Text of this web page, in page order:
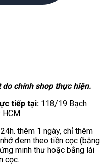
chính shop thực hiện.
tiếp tại: 118/19 Bạch
HCM
thêm 1 ngày, chỉ thêm
đem theo tiền cọc (bằng
minh thư hoặc bằng lái
cọc.